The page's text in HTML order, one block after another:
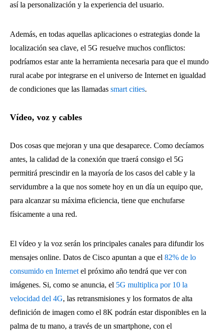
así la personalización y la experiencia del usuario.
Además, en todas aquellas aplicaciones o estrategias donde la
localización sea clave, el 5G resuelve muchos conflictos:
podríamos estar ante la herramienta necesaria para que el mundo
rural acabe por integrarse en el universo de Internet en igualdad
de condiciones que las llamadas smart cities.
Vídeo, voz y cables
Dos cosas que mejoran y una que desaparece. Como decíamos
antes, la calidad de la conexión que traerá consigo el 5G
permitirá prescindir en la mayoría de los casos del cable y la
servidumbre a la que nos somete hoy en un día un equipo que,
para alcanzar su máxima eficiencia, tiene que enchufarse
físicamente a una red.
El vídeo y la voz serán los principales canales para difundir los
mensajes online. Datos de Cisco apuntan a que el 82% de lo
consumido en Internet el próximo año tendrá que ver con
imágenes. Si, como se anuncia, el 5G multiplica por 10 la
velocidad del 4G, las retransmisiones y los formatos de alta
definición de imagen como el 8K podrán estar disponibles en la
palma de tu mano, a través de un smartphone, con el